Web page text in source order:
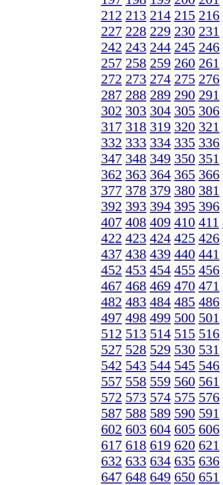
212 213 214 215 216
227 228 229 230 231
242 243 244 245 246
257 258 259 260 261
272 273 274 275 276
287 288 289 290 291
302 303 304 305 306
317 318 319 320 321
332 333 334 335 336
347 348 349 350 351
362 363 364 365 366
377 378 379 380 381
392 393 394 395 396
407 408 409 410 411
422 423 424 425 426
437 438 439 440 441
452 453 454 455 456
467 468 469 470 471
482 483 484 485 486
497 498 499 500 501
512 513 514 515 516
527 528 529 530 531
542 543 544 545 546
557 558 559 560 561
572 573 574 575 576
587 588 589 590 591
602 603 604 605 606
617 618 619 620 621
632 633 634 635 636
647 648 649 650 651